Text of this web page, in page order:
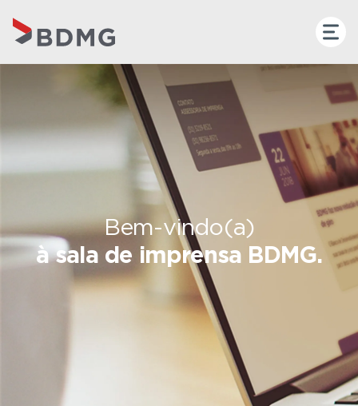
Bem-vindo(a)
à sala de imprensa BDMG.